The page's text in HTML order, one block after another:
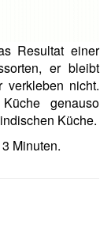
Resultat einer
er bleibt
verkleben nicht.
genauso
Küche.
Minuten.